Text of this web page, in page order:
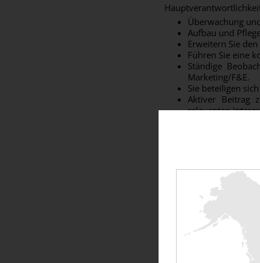
Überwachung
Aufbau und
Erweitern Sie
Führen Sie eine
Ständige
Marketing/F&E.
Sie beteiligen
Aktiver Beitrag
relevanten
Aktiv zum
Gebieten.
Regelmäßige
Marketingaktionen.
In der Lage